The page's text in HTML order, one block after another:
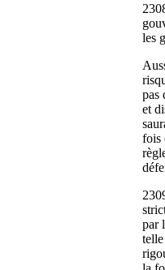
les
pas
et
fois
par